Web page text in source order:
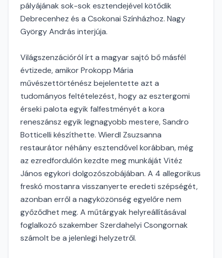
pályájának sok-sok esztendejével kötődik
Debrecenhez és a Csokonai Színházhoz. Nagy
György András interjúja.
Világszenzációról írt a magyar sajtó bő másfél
évtizede, amikor Prokopp Mária
művészettörténész bejelentette azt a
tudományos feltételezést, hogy az esztergomi
érseki palota egyik falfestményét a kora
reneszánsz egyik legnagyobb mestere, Sandro
Botticelli készíthette. Wierdl Zsuzsanna
restaurátor néhány esztendővel korábban, még
az ezredfordulón kezdte meg munkáját Vitéz
János egykori dolgozószobájában. A 4 allegorikus
freskó mostanra visszanyerte eredeti szépségét,
azonban erről a nagyközönség egyelőre nem
győződhet meg. A műtárgyak helyreállításával
foglalkozó szakember Szerdahelyi Csongornak
számolt be a jelenlegi helyzetről.